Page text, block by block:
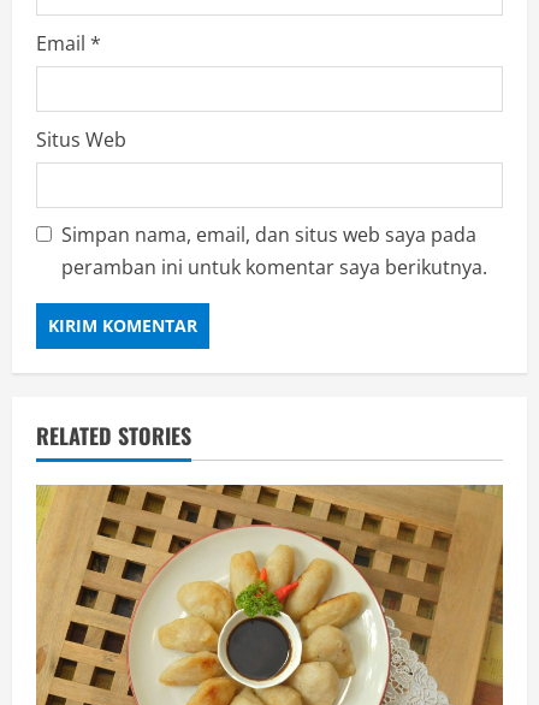
Email *
Situs Web
Simpan nama, email, dan situs web saya pada
peramban ini untuk komentar saya berikutnya.
RELATED STORIES